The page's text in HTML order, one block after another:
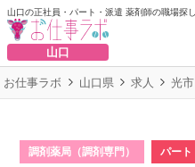
山口の正社員・パート・派遣 薬剤師の職場探し
山口
お仕事ラボ 山口県 求人 光市
調剤薬局（調剤専門） パート